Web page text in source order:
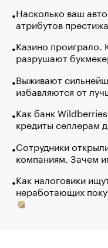
Насколько ваш
атрибутов
Казино проиграло.
разрушают
Выживают
избавляются от
Как банк
кредиты селлерам
Сотрудники
компаниям. Зачем
Как налоговики
неработающих